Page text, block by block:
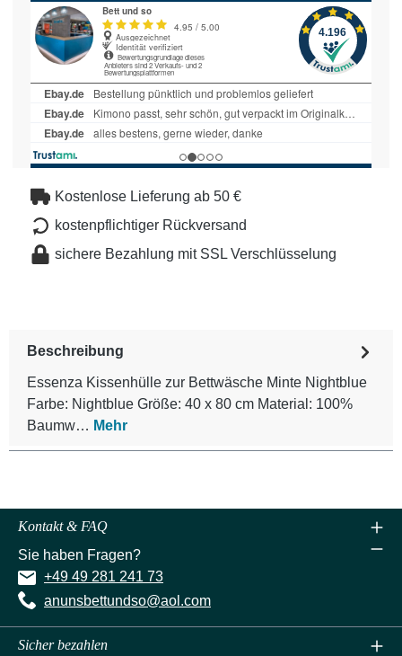
Kostenlose Lieferung ab 50 €
kostenpflichtiger Rückversand
sichere Bezahlung mit SSL Verschlüsselung
Beschreibung
Essenza Kissenhülle zur Bettwäsche Minte Nightblue
Farbe: Nightblue Größe: 40 x 80 cm Material: 100%
Baumw… Mehr
Kontakt & FAQ
Sie haben Fragen?
+49 49 281 241 73
anunsbettundso@aol.com
Sicher bezahlen